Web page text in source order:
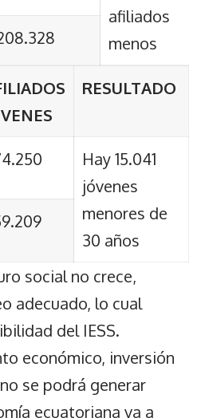
afiliados
menos
RESULTADO
Hay 15.041
jóvenes
menores de
30 años
social no crece,
adecuado, lo cual
del IESS.
económico, inversión
se podrá generar
ecuatoriana va a